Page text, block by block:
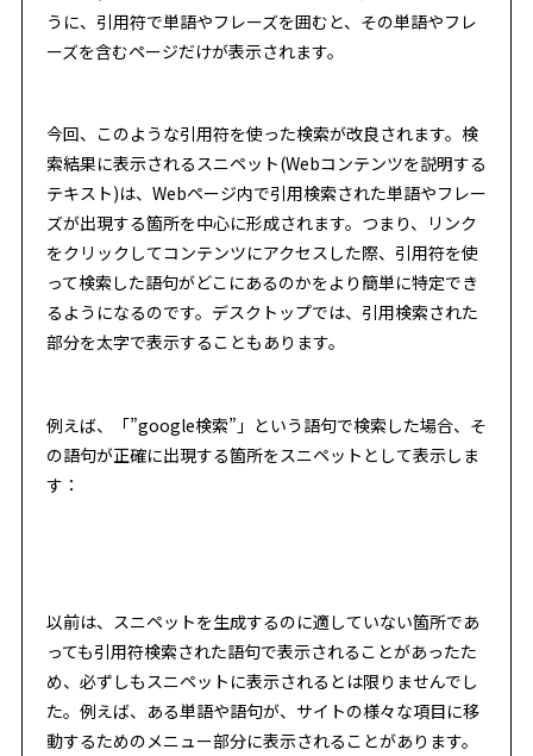
うに、引用符で単語やフレーズを囲むと、その単語やフレ
ーズを含むページだけが表示されます。
今回、このような引用符を使った検索が改良されます。検
索結果に表示されるスニペット(Webコンテンツを説明する
テキスト)は、Webページ内で引用検索された単語やフレー
ズが出現する箇所を中心に形成されます。つまり、リンク
をクリックしてコンテンツにアクセスした際、引用符を使
って検索した語句がどこにあるのかをより簡単に特定でき
るようになるのです。デスクトップでは、引用検索された
部分を太字で表示することもあります。
例えば、「”google検索”」という語句で検索した場合、そ
の語句が正確に出現する箇所をスニペットとして表示しま
す：
以前は、スニペットを生成するのに適していない箇所であ
っても引用符検索された語句で表示されることがあったた
め、必ずしもスニペットに表示されるとは限りませんでし
た。例えば、ある単語や語句が、サイトの様々な項目に移
動するためのメニュー部分に表示されることがあります。